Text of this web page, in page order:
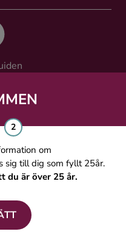
om
sig till dig som fyllt 25år.
du är över 25 år.
111 64 Stockholm